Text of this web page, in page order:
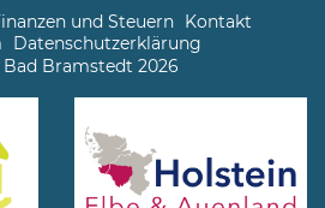
und Steuern Kontakt
Datenschutzerklärung
Bramstedt 2026